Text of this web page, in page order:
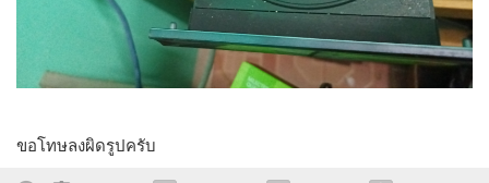
ขอโทษลงผิดรูปครับ